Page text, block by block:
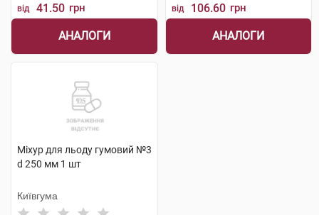
від 41.50 грн
АНАЛОГИ
від 106.60 грн
АНАЛОГИ
Міхур для льоду гумовий №3
d 250 мм 1 шт
Київгума